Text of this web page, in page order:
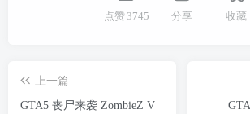
点赞3745 分享 收藏
上一篇
GTA5 丧尸来袭 ZombieZ V